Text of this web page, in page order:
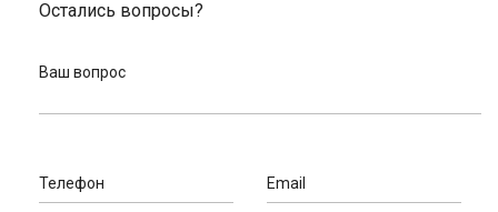
Остались вопросы?
Ваш вопрос
Телефон Email